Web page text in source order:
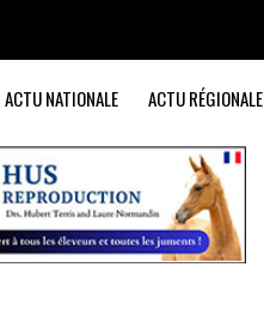
ACTU NATIONALE ACTU RÉGIONALE